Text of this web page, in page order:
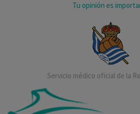
Tu opinión es
Servicio médico oficial de la